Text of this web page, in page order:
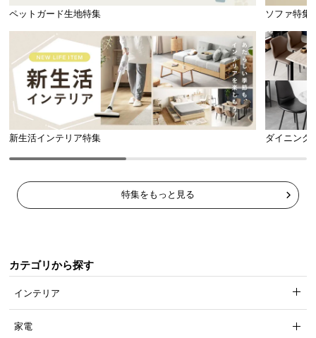
ペットガード生地特集 ソファ特集
新生活インテリア特集 ダイニング
特集をもっと見る
カテゴリから探す
インテリア
家電